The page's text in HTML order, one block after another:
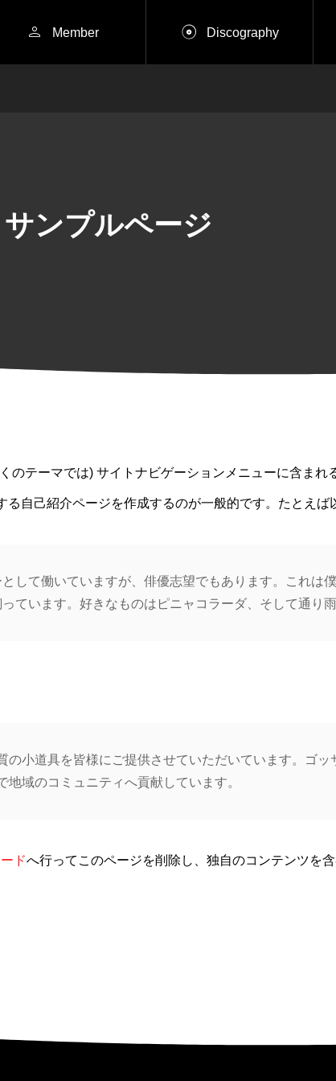
 Member  Discography
サンプルページ
のテーマでは) サイトナビゲーションメニューに含まれ
自己紹介ページを作成するのが一般的です。たとえば
して働いていますが、俳優志望でもあります。これは
ています。好きなものはピニャコラーダ、そして通り雨
小道具を皆様にご提供させていただいています。ゴッ
域のコミュニティへ貢献しています。
ドへ行ってこのページを削除し、独自のコンテンツを